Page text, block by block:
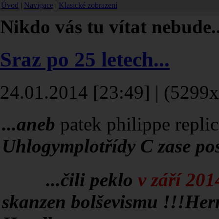
Úvod | Navigace | Klasické zobrazení
Nikdo vás tu vítat
Sraz po 25 letech...
24.01.2014 [23:49] |
...aneb patek philippe
Uhlogymplotřídy C zase
...čili peklo v září
skanzen bolševismu